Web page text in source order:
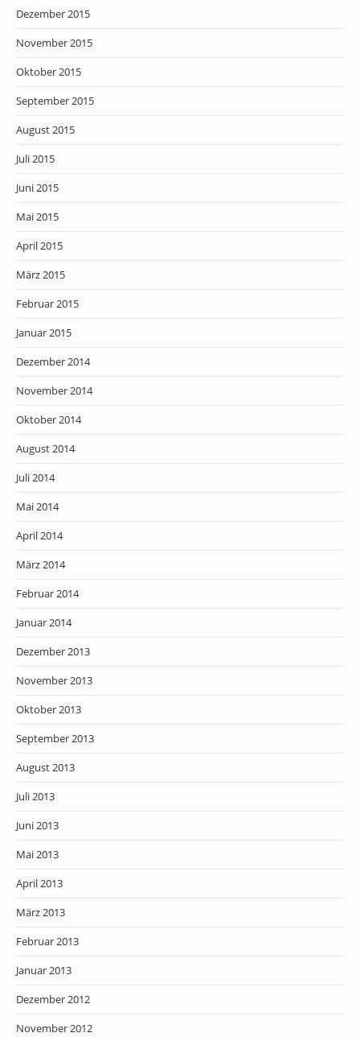
Dezember 2015
November 2015
Oktober 2015
September 2015
August 2015
Juli 2015
Juni 2015
Mai 2015
April 2015
März 2015
Februar 2015
Januar 2015
Dezember 2014
November 2014
Oktober 2014
August 2014
Juli 2014
Mai 2014
April 2014
März 2014
Februar 2014
Januar 2014
Dezember 2013
November 2013
Oktober 2013
September 2013
August 2013
Juli 2013
Juni 2013
Mai 2013
April 2013
März 2013
Februar 2013
Januar 2013
Dezember 2012
November 2012